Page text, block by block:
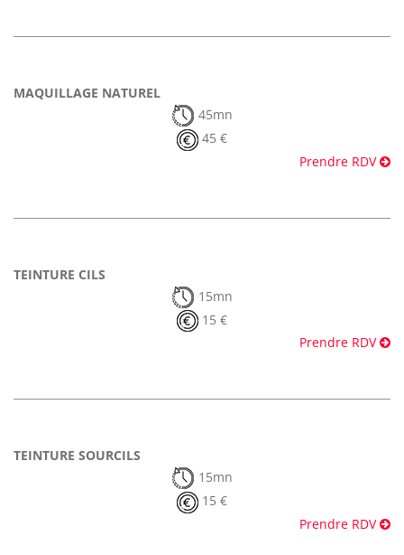
MAQUILLAGE NATUREL
45mn
45 €
Prendre RDV
TEINTURE CILS
15mn
15 €
Prendre RDV
TEINTURE SOURCILS
15mn
15 €
Prendre RDV